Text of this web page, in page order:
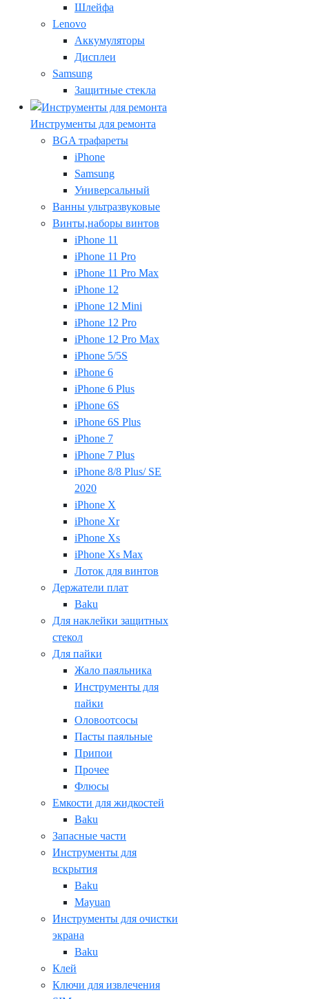
Шлейфа
Lenovo
Аккумуляторы
Дисплеи
Samsung
Защитные стекла
Инструменты для ремонта
BGA трафареты
iPhone
Samsung
Универсальный
Ванны ультразвуковые
Винты,наборы винтов
iPhone 11
iPhone 11 Pro
iPhone 11 Pro Max
iPhone 12
iPhone 12 Mini
iPhone 12 Pro
iPhone 12 Pro Max
iPhone 5/5S
iPhone 6
iPhone 6 Plus
iPhone 6S
iPhone 6S Plus
iPhone 7
iPhone 7 Plus
iPhone 8/8 Plus/ SE
2020
iPhone X
iPhone Xr
iPhone Xs
iPhone Xs Max
Лоток для винтов
Держатели плат
Baku
Для наклейки защитных
стекол
Для пайки
Жало паяльника
Инструменты для
пайки
Оловоотсосы
Пасты паяльные
Припои
Прочее
Флюсы
Емкости для жидкостей
Baku
Запасные части
Инструменты для
вскрытия
Baku
Mayuan
Инструменты для очистки
экрана
Baku
Клей
Ключи для извлечения